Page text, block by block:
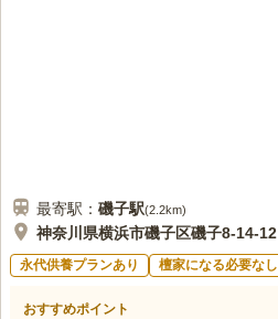
最寄駅： 磯子駅(2.2km)
神奈川県横浜市磯子区磯子8-14-12
永代供養プランあり 檀家になる必要なし
おすすめポイント